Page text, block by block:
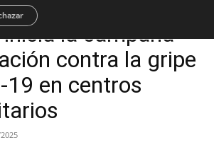
la campaña
contra la gripe
19 en centros